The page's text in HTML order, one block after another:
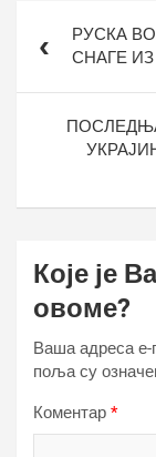
чланкаРУСКА
СНАГЕ
Које је
овоме?
Ваша адреса е-
поља су
Коментар *